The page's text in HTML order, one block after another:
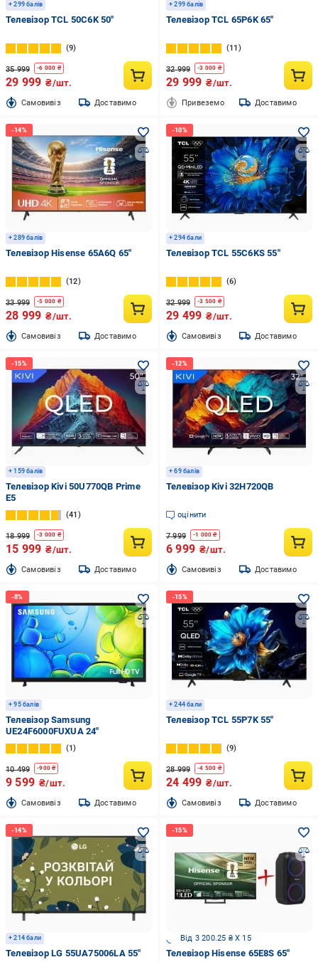
+ 299 балів
Телевізор TCL 50C6K 50″
9
35 999 -6 000 ₴
29 999 ₴/шт.
Cамовивіз Доставимо
+ 299 балів
Телевізор TCL 65P6K 65″
11
32 999 -3 000 ₴
29 999 ₴/шт.
Привеземо Доставимо
+ 289 балів
Телевізор Hisense 65A6Q 65″
12
33 999 -5 000 ₴
28 999 ₴/шт.
Cамовивіз Доставимо
+ 294 бали
Телевізор TCL 55C6KS 55″
6
32 999 -3 500 ₴
29 499 ₴/шт.
Cамовивіз Доставимо
+ 159 балів
Телевізор Kivi 50U770QB Prime
E5
41
18 999 -3 000 ₴
15 999 ₴/шт.
Cамовивіз Доставимо
+ 69 балів
Телевізор Kivi 32H720QB
оцінити
7 999 -1 000 ₴
6 999 ₴/шт.
Cамовивіз Доставимо
+ 95 балів
Телевізор Samsung
UE24F6000FUXUA 24″
1
10 499 -900 ₴
9 599 ₴/шт.
Cамовивіз Доставимо
+ 244 бали
Телевізор TCL 55P7K 55″
9
28 999 -4 500 ₴
24 499 ₴/шт.
Cамовивіз Доставимо
+ 214 бали
Телевізор LG 55UA75006LA 55″
Від 3 200.25 ₴ X 15
Телевізор Hisense 65E8S 65″